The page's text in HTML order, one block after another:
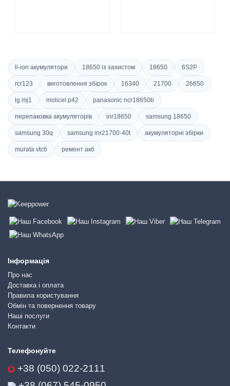
li-ion акумулятори 18650 із захистом 18650 6S2P
rcr123 виготовлення збірок 16340 21700 26650
lg mj1 molicel p42 panasonic ncr18650b
перепаковка акумуляторів inr18650 samsung 18650
samsung 30q samsung inr21700-40t акумуляторні збірки
murata vtc6 ремонт акб
Інформація
Про нас
Доставка і оплата
Правила користування
Обмін та повернення товару
Наші послуги
Контакти
Телефонуйте
+38 (050) 022-2111